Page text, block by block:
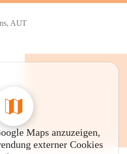
AUT
Maps anzuzeigen,
externer Cookies